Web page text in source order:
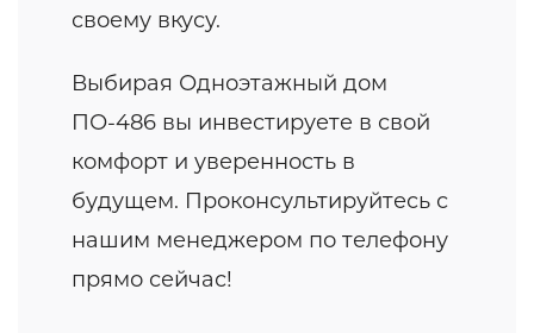
своему вкусу.
Выбирая Одноэтажный дом
ПО-486 вы инвестируете в свой
комфорт и уверенность в
будущем. Проконсультируйтесь с
нашим менеджером по телефону
прямо сейчас!